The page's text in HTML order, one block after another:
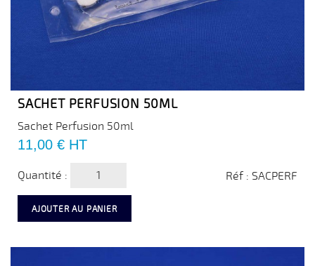
SACHET PERFUSION 50ML
Sachet Perfusion 50ml
Prix
11,00 € HT
Quantité : Réf : SACPERF
AJOUTER AU PANIER